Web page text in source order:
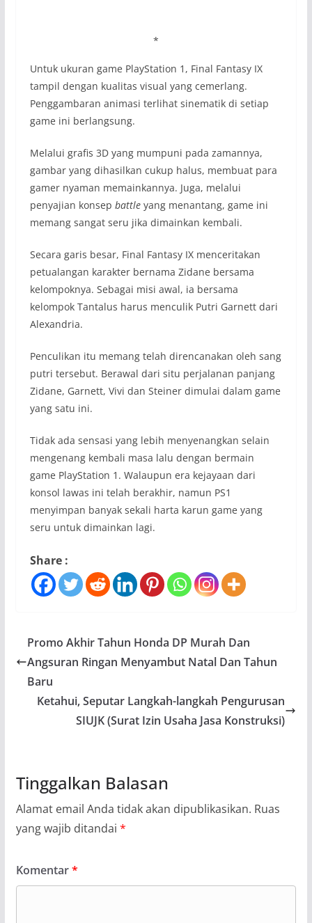
*
Untuk ukuran game PlayStation 1, Final Fantasy IX
tampil dengan kualitas visual yang cemerlang.
Penggambaran animasi terlihat sinematik di setiap
game ini berlangsung.
Melalui grafis 3D yang mumpuni pada zamannya,
gambar yang dihasilkan cukup halus, membuat para
gamer nyaman memainkannya. Juga, melalui
penyajian konsep battleyang menantang, game ini
memang sangat seru jika dimainkan kembali.
Secara garis besar, Final Fantasy IX menceritakan
petualangan karakter bernama Zidane bersama
kelompoknya. Sebagai misi awal, ia bersama
kelompok Tantalus harus menculik Putri Garnett dari
Alexandria.
Penculikan itu memang telah direncanakan oleh sang
putri tersebut. Berawal dari situ perjalanan panjang
Zidane, Garnett, Vivi dan Steiner dimulai dalam game
yang satu ini.
Tidak ada sensasi yang lebih menyenangkan selain
mengenang kembali masa lalu dengan bermain
game PlayStation 1. Walaupun era kejayaan dari
konsol lawas ini telah berakhir, namun PS1
menyimpan banyak sekali harta karun game yang
seru untuk dimainkan lagi.
Share :
Promo Akhir Tahun Honda DP Murah Dan
Angsuran Ringan Menyambut Natal Dan Tahun
Baru
Ketahui, Seputar Langkah-langkah Pengurusan
SIUJK (Surat Izin Usaha Jasa Konstruksi)
Tinggalkan Balasan
Alamat email Anda tidak akan dipublikasikan. Ruas
yang wajib ditandai *
Komentar*